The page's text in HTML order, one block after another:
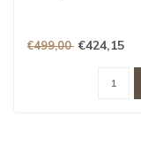
€499,00 €424,15